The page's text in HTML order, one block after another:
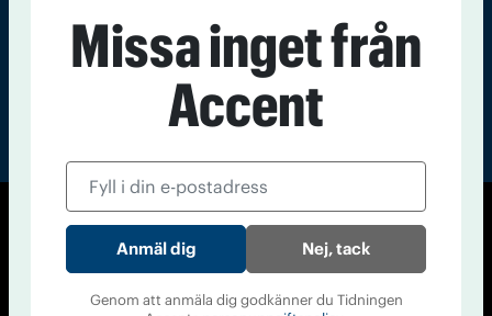
© Tidningen Accent 2026
Cookiepolicy
Personuppgiftspolicy
Missa inget från
Accent
Nej, tack
Genom att anmäla dig godkänner du Tidningen